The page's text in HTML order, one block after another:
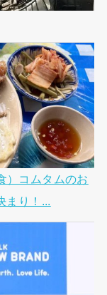
）コムタムのお
まり！...